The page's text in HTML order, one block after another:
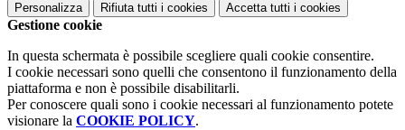
Personalizza Rifiuta tutti i cookies Accetta tutti i cookies
Gestione cookie
In questa schermata è possibile scegliere quali cookie consentire.
I cookie necessari sono quelli che consentono il funzionamento della
piattaforma e non è possibile disabilitarli.
Per conoscere quali sono i cookie necessari al funzionamento potete
visionare la COOKIE POLICY.